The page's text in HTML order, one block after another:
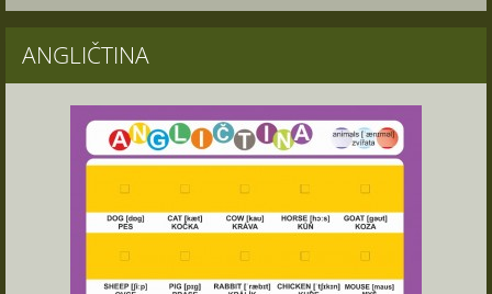
ANGLIČTINA